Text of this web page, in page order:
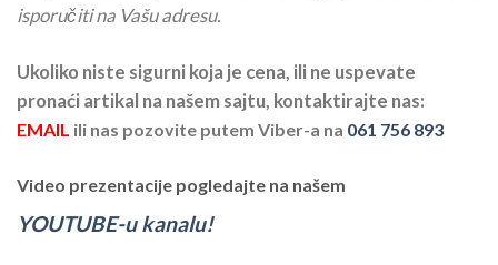
isporučiti na Vašu adresu.
Ukoliko niste sigurni koja je cena, ili ne uspevate
pronaći artikal na našem sajtu, kontaktirajte nas:
EMAIL ili nas pozovite putem Viber-a na 061 756 893
Video prezentacije pogledajte na našem
YOUTUBE-u kanalu!